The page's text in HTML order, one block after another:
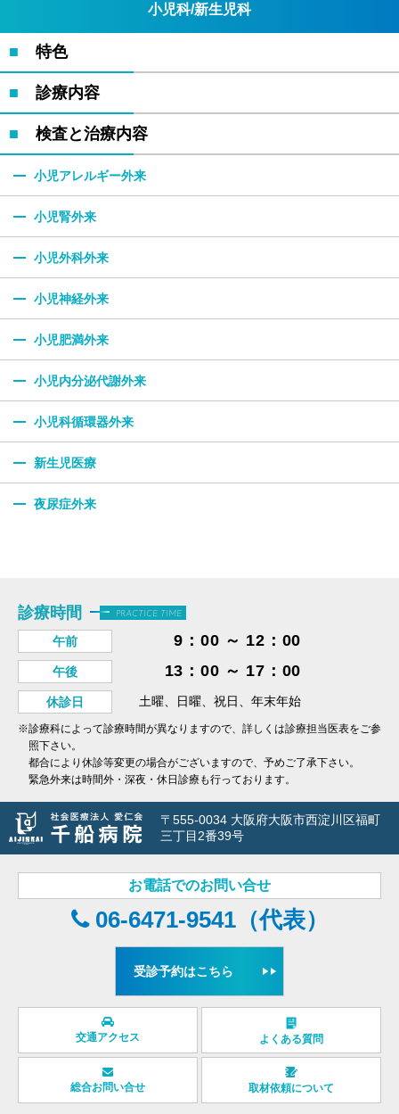
小児科/新生児科
特色
診療内容
検査と治療内容
小児アレルギー外来
小児腎外来
小児外科外来
小児神経外来
小児肥満外来
小児内分泌代謝外来
小児科循環器外来
新生児医療
夜尿症外来
診療時間 PRACTICE TIME
午前 9：00 ～ 12：00
午後 13：00 ～ 17：00
休診日 土曜、日曜、祝日、年末年始
※診療科によって診療時間が異なりますので、詳しくは診療担当医表をご参
照下さい。
都合により休診等変更の場合がございますので、予めご了承下さい。
緊急外来は時間外・深夜・休日診療も行っております。
〒555-0034 大阪府大阪市西淀川区福町
三丁目2番39号
お電話でのお問い合せ
06-6471-9541（代表）
受診予約はこちら
交通アクセス よくある質問
総合お問い合せ 取材依頼について